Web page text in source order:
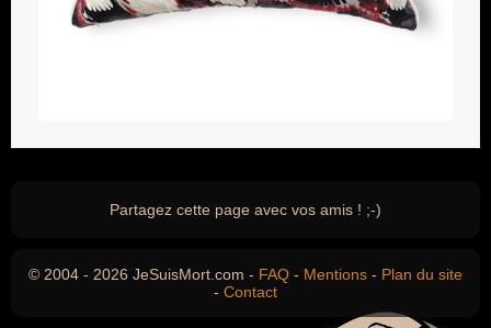
Partagez cette page avec vos amis ! ;-)
© 2004 - 2026 JeSuisMort.com - FAQ - Mentions - Plan du site
- Contact